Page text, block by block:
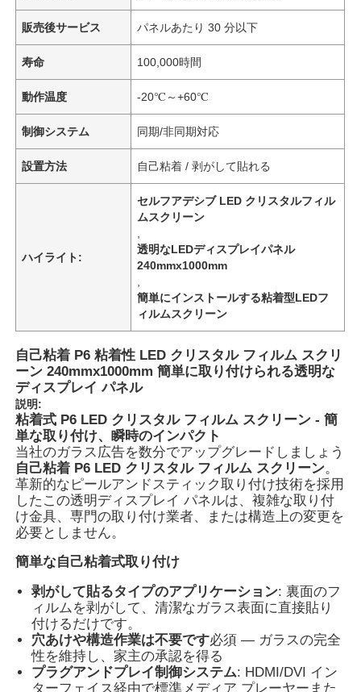
会社案内
品質管理
お問い合わせ
ニュース
すべての場合
引金 を 求め て ください
LEDメッシュ画面
販売後サービス パネルあたり 30 分以下
寿命 100,000時間
動作温度 -20℃～+60℃
制御システム 同期/非同期対応
設置方法 自己粘着 / 剥がして貼れる
ハイライト:
セルフアデシブ LED クリスタルフィル
ムスクリーン
透明なLEDディスプレイパネル
240mmx1000mm
簡単にインストールする粘着型LEDフ
ィルムスクリーン
自己粘着 P6 粘着性 LED クリスタル フィルム スクリ
ーン 240mmx1000mm 簡単に取り付けられる透明な
ディスプレイ パネル
説明:
粘着式 P6 LED クリスタル フィルム スクリーン - 簡
単な取り付け、瞬時のインパクト
当社のガラス広告を数分でアップグレードしましょう
自己粘着 P6 LED クリスタル フィルム スクリーン。
革新的なピールアンドスティック取り付け技術を採用
したこの透明ディスプレイ パネルは、複雑な取り付
け金具、専門の取り付け業者、または構造上の変更を
必要としません。
簡単な自己粘着式取り付け
剥がして貼るタイプのアプリケーション: 裏面のフ
ィルムを剥がして、清潔なガラス表面に直接貼り
付けるだけです。
穴あけや構造作業は不要です必須 — ガラスの完全
性を維持し、家主の承認を得る
プラグアンドプレイ制御システム: HDMI/DVI イン
ターフェイス経由で標準メディア プレーヤーまた